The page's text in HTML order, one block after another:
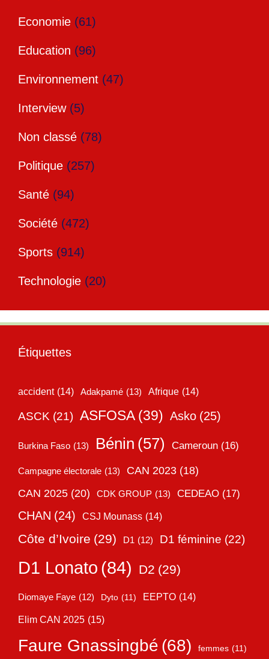
Economie (61)
Education (96)
Environnement (47)
Interview(5)
Non classé (78)
Politique (257)
Santé (94)
Société (472)
Sports (914)
Technologie (20)
Étiquettes
accident (14) Adakpamé (13) Afrique (14)
ASCK (21) ASFOSA (39) Asko (25)
Burkina Faso (13) Bénin (57) Cameroun (16)
Campagne électorale (13) CAN 2023 (18)
CAN 2025 (20) CDK GROUP (13) CEDEAO (17)
CHAN (24) CSJ Mounass (14)
Côte d’Ivoire (29) D1 (12) D1 féminine (22)
D1 Lonato (84) D2 (29)
Diomaye Faye (12) Dyto (11) EEPTO (14)
Elim CAN 2025 (15)
Faure Gnassingbé (68) femmes (11)